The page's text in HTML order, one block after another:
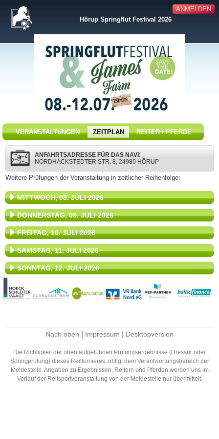
ANMELDEN
Hörup Springflut Festival 2026
VERANSTALTUNGEN ZEITPLAN REITER / PFERDE
ANFAHRTSADRESSE FÜR DAS NAVI:
NORDHACKSTEDTER STR. 8, 24980 HÖRUP
Weitere Prüfungen der Veranstaltung in zeitlicher Reihenfolge:
MITTWOCH, 08. JULI 2026
DONNERSTAG, 09. JULI 2026
FREITAG, 10. JULI 2026
SAMSTAG, 11. JULI 2026
SONNTAG, 12. JULI 2026
Nach oben Impressum Desktopversion
Die Richtigkeit der oben aufgeführten Prüfungsergebnisse (Dressur oder
Springprüfung) dieses Reitturnieres, obligt dem Verantwortungsbereich der
Meldestelle. Angaben zu Ergebnissen, Reitern und Pferden werden uns im
Verlauf der Reitsportveranstaltung von der Meldestelle nur übermittelt.